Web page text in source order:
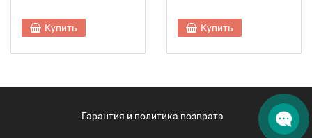
Купить Купить
Гарантия и политика возврата